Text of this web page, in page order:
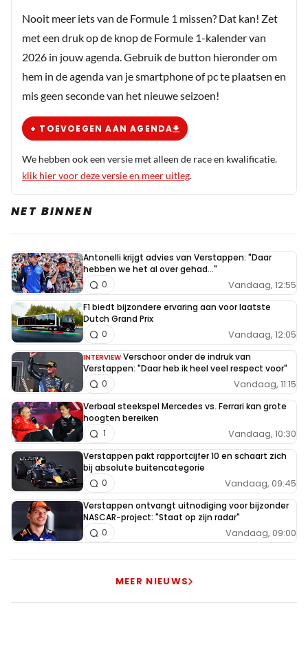
Nooit meer iets van de Formule 1 missen? Dat kan! Zet
met een druk op de knop de Formule 1-kalender van
2026 in jouw agenda. Gebruik de button hieronder om
hem in de agenda van je smartphone of pc te plaatsen en
mis geen seconde van het nieuwe seizoen!
+ TOEVOEGEN AAN AGENDA
We hebben ook een versie met alleen de race en kwalificatie.
klik hier voor deze versie en meer uitleg.
NET BINNEN
Antonelli krijgt advies van Verstappen: "Daar
hebben we het al over gehad..."
Vandaag, 12:55
0
F1 biedt bijzondere ervaring aan voor laatste
Dutch Grand Prix
Vandaag, 12:05
0
INTERVIEW Verschoor onder de indruk van
Verstappen: "Daar heb ik heel veel respect voor"
Vandaag, 11:15
0
Verbaal steekspel Mercedes vs. Ferrari kan grote
hoogten bereiken
Vandaag, 10:30
1
Verstappen pakt rapportcijfer 10 en schaart zich
bij absolute buitencategorie
Vandaag, 09:45
0
Verstappen ontvangt uitnodiging voor bijzonder
NASCAR-project: "Staat op zijn radar"
Vandaag, 09:00
0
MEER NIEUWS